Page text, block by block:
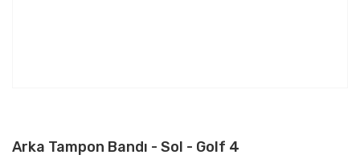
Arka Tampon Bandı - Sol - Golf 4